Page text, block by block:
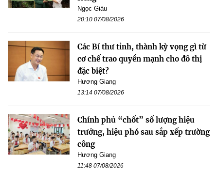
Ngọc Giàu
20:10 07/08/2026
Các Bí thư tỉnh, thành kỳ vọng gì từ
cơ chế trao quyền mạnh cho đô thị
đặc biệt?
Hương Giang
13:14 07/08/2026
Chính phủ “chốt” số lượng hiệu
trưởng, hiệu phó sau sắp xếp trường
công
Hương Giang
11:48 07/08/2026